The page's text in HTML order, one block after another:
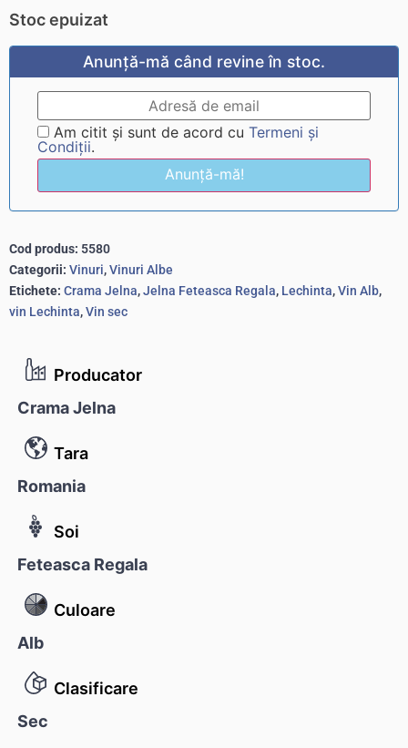
Producator
Crama Jelna
Tara
Romania
Soi
Feteasca Regala
Culoare
Alb
Clasificare
Sec
Stoc epuizat
Anunță-mă când revine în stoc.
Am citit și sunt de acord cu Termeni și
Condiții.
Anunță-mă!
Cod produs: 5580
Categorii: Vinuri,Vinuri Albe
Etichete: Crama Jelna,Jelna Feteasca Regala, Lechinta,Vin Alb,
vin Lechinta,Vin sec